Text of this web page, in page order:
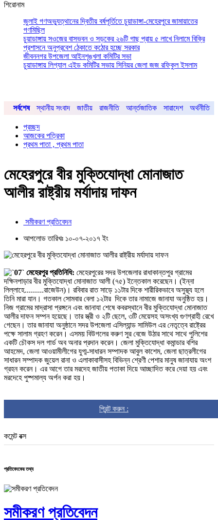
শিরোনাম
জুলাই গণঅভ্যুত্থানের দ্বিতীয় বর্ষপূর্তিতে চুয়াডাঙ্গা-মেহেরপুরে জামায়াতের
গণমিছিল
চুয়াডাঙ্গায় সওজের বাসভবন ও সড়কের ২৬টি গাছ প্রায় ৫ লাখে নিলামে বিক্রি
প্রশাসনে অনুপ্রবেশ ঠেকাতে কঠোর হচ্ছে সরকার
জীবননগর উপজেলা আইনশৃঙ্খলা কমিটির সভা
চুয়াডাঙ্গায় লিগ্যাল এইড কমিটির সভায় সিনিয়র জেলা জজ রফিকুল ইসলাম
সর্বশেষ স্থানীয় সংবাদ জাতীয় রাজনীতি আর্ন্তজাতিক সারাদেশ অর্থনীতি
প্রচ্ছদ
আজকের পত্রিকা
প্রথম পাতা , প্রথম পাতা
মেহেরপুরে বীর মুক্তিযোদ্ধা মোনাজাত
আলীর রাষ্ট্রীয় মর্যাদায় দাফন
সমীকরণ প্রতিবেদন
আপলোড তারিখঃ ১০-০৭-২০১৭ ইং
মেহেরপুর প্রতিনিধি: মেহেরপুরের সদর উপজেলার রাধাকান্তপুর গ্রামের
দক্ষিনপাড়ার বীর মুক্তিযোদ্ধা মোনাজাত আলী (৭৫) ইন্তেকাল করেছেন। (ইন্না
লিল্লাহে..........রাজেউন)। রবিবার রাত সাড়ে ১১টার দিকে শারীরিকভাবে অসুস্থ্য হলে
তিনি মারা যান। গতকাল সোমবার বেলা ১২টার দিকে তার নামাজে জানাযা অনুষ্ঠিত হয়।
নিজ গ্রামের মাদ্রাসা প্রঙ্গনে এবং জানাযা শেষে কবরস্থানে বীর মুক্তিযোদ্ধা মোনাজাত
আলীর দাফন সম্পন হয়েছে। তার স্ত্রী ও ২টি ছেলে, ৩টি মেয়েসহ অসংখ্য গুণগ্রাহী রেখে
গেছেন। তার জানাযা অনুষ্ঠানে সদর উপজেলা এসিল্যান্ড সামিউল এর নেতৃত্বে রাষ্ট্রের
পক্ষে সালাম গ্রহণ করেন। এসময় বিউগলের করুণ সুর বেজে উঠার সাথে সাথে পুলিশের
একটি চৌকস দল গার্ড অব অনার প্রদান করেন। জেলা মুক্তিযোদ্ধা কমান্ডার বশির
আহমেদ, জেলা আওয়ামীলীগের যুগ্ম-সাধারন সম্পাদক আবুল কাশেম, জেলা ছাত্রলীগের
সাধারন সম্পাদক জুয়েল রানা ও এলাকাবাসীসহ বিভিন্ন শ্রেণী পেশার মানুষ জানাযায় অংশ
গ্রহন করেন। এর আগে তার মরদেহ জাতীয় পতাকা দিয়ে আচ্ছাদিত করে দেয়া হয় এবং
মরদেহে পুষ্পমাল্য অর্পন করা হয়।
প্রিন্ট করুন :
কমেন্ট বক্স
প্রতিবেদকের তথ্য
সমীকরণ প্রতিবেদন